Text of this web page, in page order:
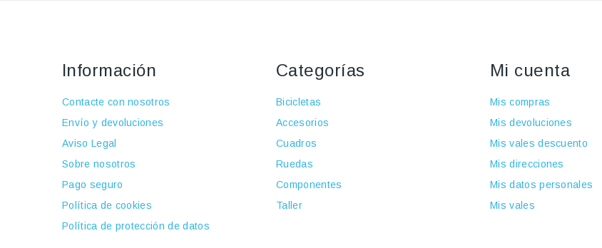
Información
Contacte con nosotros
Envío y devoluciones
Aviso Legal
Sobre nosotros
Pago seguro
Política de cookies
Política de protección de datos
Categorías
Bicicletas
Accesorios
Cuadros
Ruedas
Componentes
Taller
Mi cuenta
Mis compras
Mis devoluciones
Mis vales descuento
Mis direcciones
Mis datos personales
Mis vales